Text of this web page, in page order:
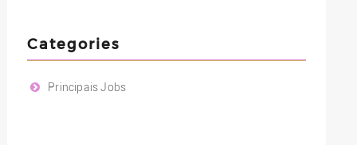
Categories
Principais Jobs